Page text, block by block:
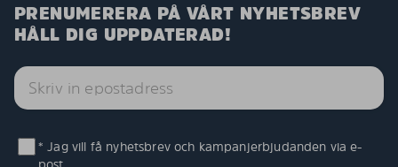
PRENUMERERA PÅ VÅRT NYHETSBREV
HÅLL DIG UPPDATERAD!
* Jag vill få nyhetsbrev och kampanjerbjudanden via e-